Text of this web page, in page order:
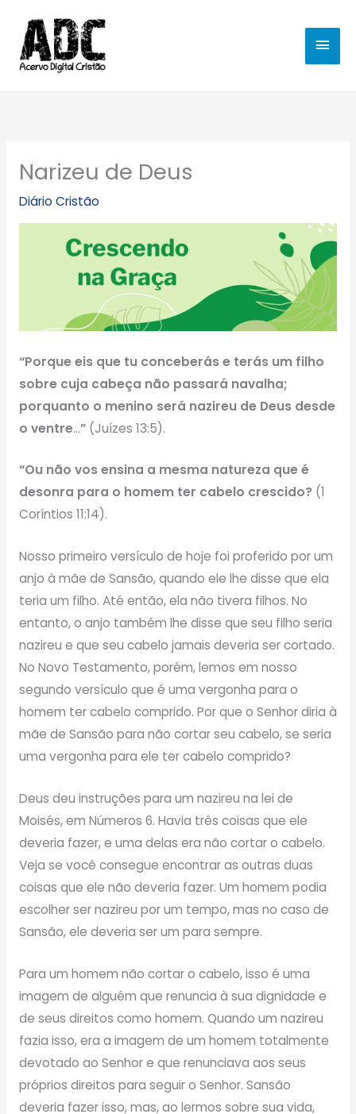
para
conteúdo
Narizeu de Deus
Diário Cristão
“Porque eis que tu conceberás e terás um filho
sobre cuja cabeça não passará navalha;
porquanto o menino será nazireu de Deus desde
o ventre…”(Juízes 13:5).
“Ou não vos ensina a mesma natureza que é
desonra para o homem ter cabelo crescido? (1
Coríntios 11:14).
Nosso primeiro versículo de hoje foi proferido por um
anjo à mãe de Sansão, quando ele lhe disse que ela
teria um filho. Até então, ela não tivera filhos. No
entanto, o anjo também lhe disse que seu filho seria
nazireu e que seu cabelo jamais deveria ser cortado.
No Novo Testamento, porém, lemos em nosso
segundo versículo que é uma vergonha para o
homem ter cabelo comprido. Por que o Senhor diria à
mãe de Sansão para não cortar seu cabelo, se seria
uma vergonha para ele ter cabelo comprido?
Deus deu instruções para um nazireu na lei de
Moisés, em Números 6. Havia três coisas que ele
deveria fazer, e uma delas era não cortar o cabelo.
Veja se você consegue encontrar as outras duas
coisas que ele não deveria fazer. Um homem podia
escolher ser nazireu por um tempo, mas no caso de
Sansão, ele deveria ser um para sempre.
Para um homem não cortar o cabelo, isso é uma
imagem de alguém que renuncia à sua dignidade e
de seus direitos como homem. Quando um nazireu
fazia isso, era a imagem de um homem totalmente
devotado ao Senhor e que renunciava aos seus
próprios direitos para seguir o Senhor. Sansão
deveria fazer isso, mas, ao lermos sobre sua vida,